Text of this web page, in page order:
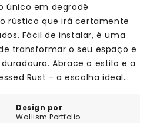
Design por
Wallism Portfolio
único em degradê
rústico que irá certamente
Fácil de instalar, é uma
transformar o seu espaço e
Abrace o estilo e a
Rust - a escolha ideal